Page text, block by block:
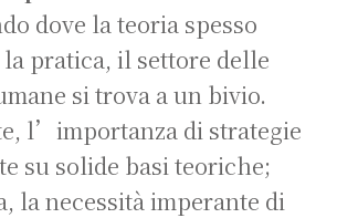
dove la teoria spesso
la pratica, il settore delle
si trova a un bivio.
l’importanza di strategie
su solide basi teoriche;
la necessità imperante di